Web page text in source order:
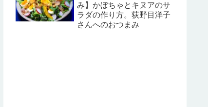
み】かぼちゃとキヌアのサ
ラダの作り方。荻野目洋子
さんへのおつまみ